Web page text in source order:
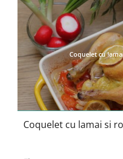
Coquelet cu
Coquelet cu lamai si